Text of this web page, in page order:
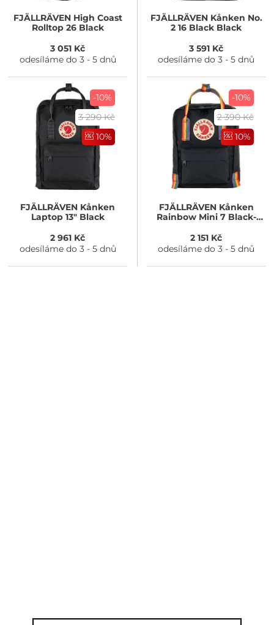
FJÄLLRÄVENHigh Coast
Rolltop 26 Black
3 051 Kč
odesíláme do 3 - 5 dnů
FJÄLLRÄVENKånken No.
2 16 Black Black
3 591 Kč
odesíláme do 3 - 5 dnů
-10%
3 290 Kč
10%
FJÄLLRÄVEN Kånken
Laptop 13" Black
2 961 Kč
odesíláme do 3 - 5 dnů
-10%
2 390 Kč
10%
FJÄLLRÄVENKånken
Rainbow Mini 7 Black-
2 151 Kč
odesíláme do 3 - 5 dnů